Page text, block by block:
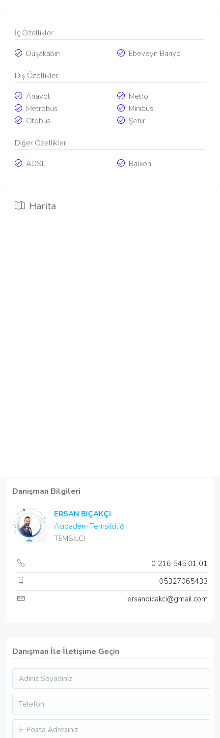
İç Özellikler
Duşakabin Ebeveyn Banyo
Dış Özellikler
Anayol
Metro
Metrobüs
Minibüs
Otobüs
Şehir
Diğer Özellikler
ADSL Balkon
Harita
Danışman Bilgileri
ERSAN BIÇAKÇI
Acıbadem Temsilciliği
TEMSİLCİ
0 216 545 01 01
05327065433
ersanbicakci@gmail.com
Danışman İle İletişime Geçin